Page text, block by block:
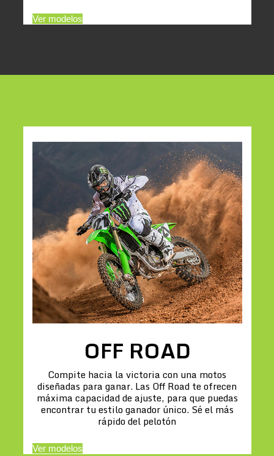
Ver modelos
OFF ROAD
Compite hacia la victoria con una motos
diseñadas para ganar. Las Off Road te ofrecen
máxima capacidad de ajuste, para que puedas
encontrar tu estilo ganador único. Sé el más
rápido del pelotón
Ver modelos